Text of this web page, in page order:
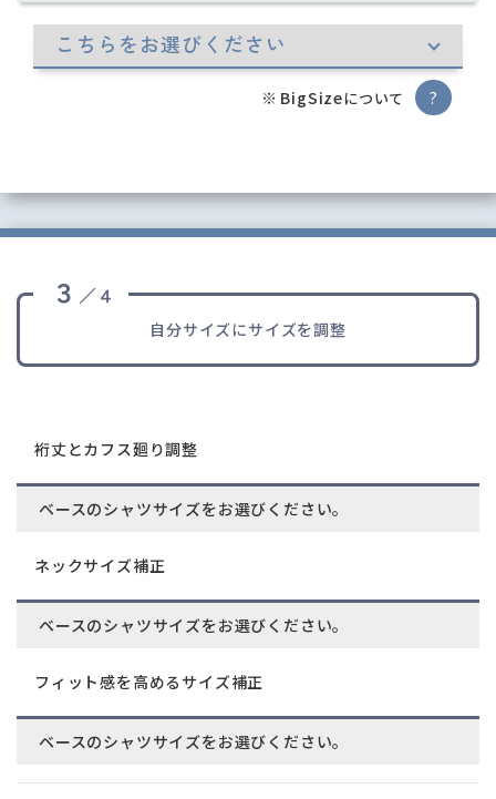
BigSizeについて ?
３ ／４
自分サイズにサイズを調整
裄丈とカフス廻り調整
ベースのシャツサイズをお選びください。
ネックサイズ補正
ベースのシャツサイズをお選びください。
フィット感を高めるサイズ補正
ベースのシャツサイズをお選びください。